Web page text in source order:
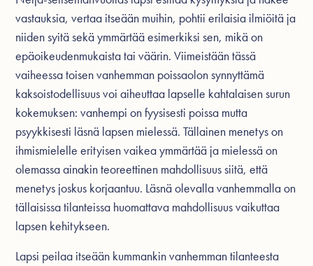
vastauksia, vertaa itseään muihin, pohtii erilaisia ilmiöitä ja
niiden syitä sekä ymmärtää esimerkiksi sen, mikä on
epäoikeudenmukaista tai väärin. Viimeistään tässä
vaiheessa toisen vanhemman poissaolon synnyttämä
kaksoistodellisuus voi aiheuttaa lapselle kahtalaisen surun
kokemuksen: vanhempi on fyysisesti poissa mutta
psyykkisesti läsnä lapsen mielessä. Tällainen menetys on
ihmismielelle erityisen vaikea ymmärtää ja mielessä on
olemassa ainakin teoreettinen mahdollisuus siitä, että
menetys joskus korjaantuu. Läsnä olevalla vanhemmalla on
tällaisissa tilanteissa huomattava mahdollisuus vaikuttaa
lapsen kehitykseen.
Lapsi peilaa itseään kummankin vanhemman tilanteesta